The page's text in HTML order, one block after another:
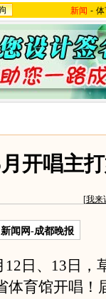
新闻 -
开唱主
[我来
新闻网-成都晚报
日、13日，
育馆开唱！